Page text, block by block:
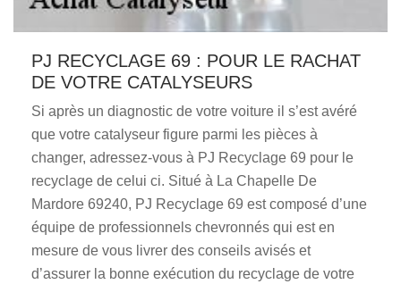
PJ RECYCLAGE 69 : POUR LE RACHAT
DE VOTRE CATALYSEURS
Si après un diagnostic de votre voiture il s’est avéré
que votre catalyseur figure parmi les pièces à
changer, adressez-vous à PJ Recyclage 69 pour le
recyclage de celui ci. Situé à La Chapelle De
Mardore 69240, PJ Recyclage 69 est composé d’une
équipe de professionnels chevronnés qui est en
mesure de vous livrer des conseils avisés et
d’assurer la bonne exécution du recyclage de votre